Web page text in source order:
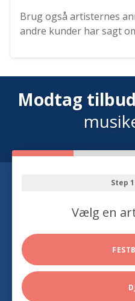
Brug også artisternes
andre kunder har sagt
Modtag tilbud
Step 1
Vælg en